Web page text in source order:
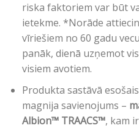
riska faktoriem var būt
ietekme. *Norāde
vīriešiem no 60 gadu
panāk, dienā uzņemot
visiem avotiem.
Produkta sastāvā
magnija savienojums –
Albion™ TRAACS™, kam